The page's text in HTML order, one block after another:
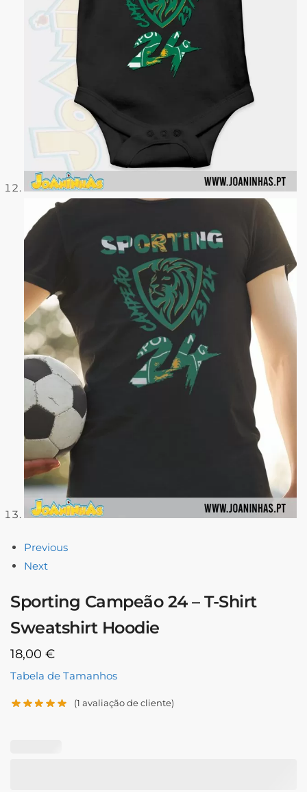
Previous
Next
Sporting Campeão 24 – T-Shirt
Sweatshirt Hoodie
18,00 €
Tabela de Tamanhos
(1 avaliação de cliente)